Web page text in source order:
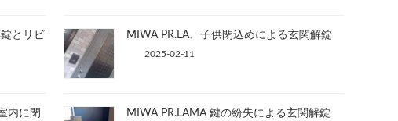
とリビ
MIWA PR.LA、子供閉込めによる玄関解錠
2025-02-11
内に閉
MIWA PR.LAMA 鍵の紛失による玄関解錠